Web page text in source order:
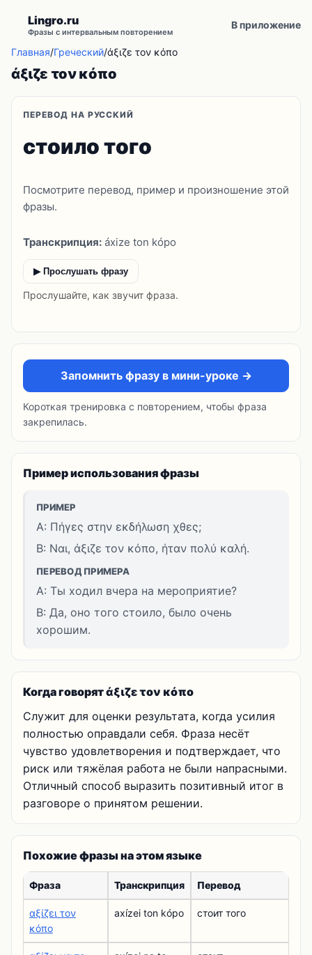
Lingro.ru
Фразы с интервальным повторением
В приложение
Главная/Греческий/άξιζε τον κόπο
άξιζε τον κόπο
ПЕРЕВОД НА РУССКИЙ
стоило того
Посмотрите перевод, пример и произношение этой
фразы.
Транскрипция: áxize ton kópo
▶ Прослушать фразу
Прослушайте, как звучит фраза.
Запомнить фразу в мини-уроке →
Короткая тренировка с повторением, чтобы фраза
закрепилась.
Пример использования фразы
ПРИМЕР
A: Πήγες στην εκδήλωση χθες;
B: Ναι, άξιζε τον κόπο, ήταν πολύ καλή.
ПЕРЕВОД ПРИМЕРА
A: Ты ходил вчера на мероприятие?
B: Да, оно того стоило, было очень
хорошим.
Когда говорят άξιζε τον κόπο
Служит для оценки результата, когда усилия
полностью оправдали себя. Фраза несёт
чувство удовлетворения и подтверждает, что
риск или тяжёлая работа не были напрасными.
Отличный способ выразить позитивный итог в
разговоре о принятом решении.
Похожие фразы на этом языке
Фраза Транскрипция Перевод
αξίζει τον
κόπο
axízei ton kópo стоит того